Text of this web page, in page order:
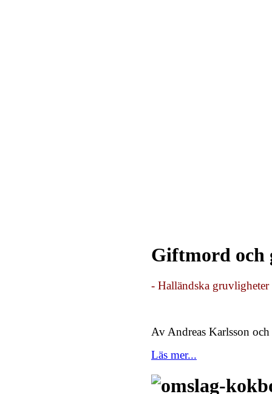
Giftmord och
- Halländska
Av Andreas Karlsson
Läs mer...